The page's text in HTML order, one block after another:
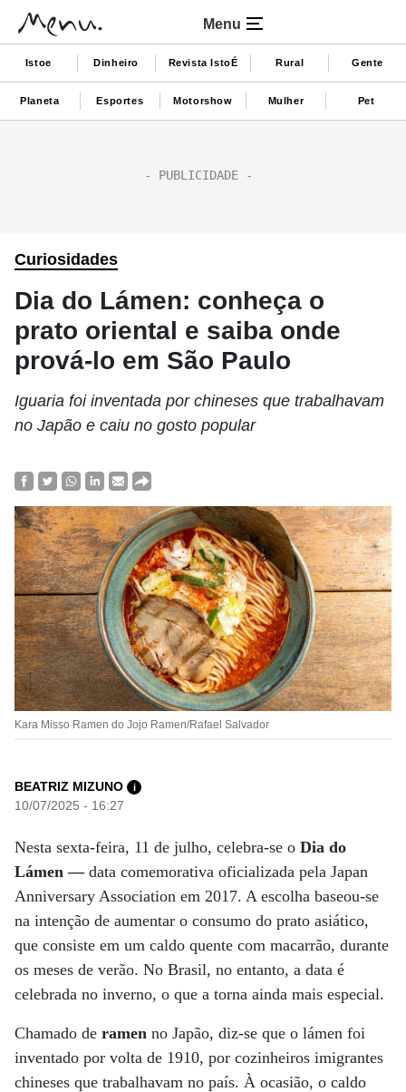
Menu
Istoe Dinheiro Revista IstoÉ Rural Gente
Planeta Esportes Motorshow Mulher Pet
Curiosidades
Dia do Lámen: conheça o
prato oriental e saiba onde
prová-lo em São Paulo
Iguaria foi inventada por chineses que trabalhavam
no Japão e caiu no gosto popular
Kara Misso Ramen do Jojo Ramen/Rafael Salvador
BEATRIZ MIZUNO i
10/07/2025 - 16:27
Nesta sexta-feira, 11 de julho, celebra-se o Dia do
Lámen —data comemorativa oficializada pela Japan
Anniversary Association em 2017. A escolha baseou-se
na intenção de aumentar o consumo do prato asiático,
que consiste em um caldo quente com macarrão, durante
os meses de verão. No Brasil, no entanto, a data é
celebrada no inverno, o que a torna ainda mais especial.
Chamado de ramen no Japão, diz-se que o lámen foi
inventado por volta de 1910, por cozinheiros imigrantes
chineses que trabalhavam no país. À ocasião, o caldo